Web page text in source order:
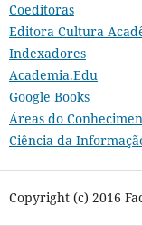
Coeditoras
Editora Cultura
Indexadores
Academia.Edu
Google Books
Áreas do
Ciência da
Copyright (c) 2016